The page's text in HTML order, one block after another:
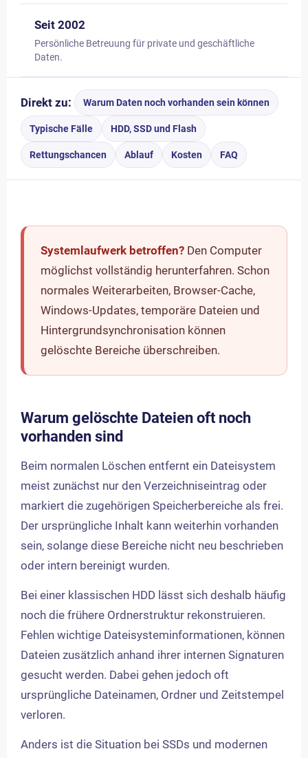
Seit 2002
Persönliche Betreuung für private und geschäftliche
Daten.
Direkt zu: Warum Daten noch vorhanden sein können
Typische Fälle HDD, SSD und Flash
Rettungschancen Ablauf Kosten FAQ
Systemlaufwerk betroffen? Den Computer
möglichst vollständig herunterfahren. Schon
normales Weiterarbeiten, Browser-Cache,
Windows-Updates, temporäre Dateien und
Hintergrundsynchronisation können
gelöschte Bereiche überschreiben.
Warum gelöschte Dateien oft noch
vorhanden sind
Beim normalen Löschen entfernt ein Dateisystem
meist zunächst nur den Verzeichniseintrag oder
markiert die zugehörigen Speicherbereiche als frei.
Der ursprüngliche Inhalt kann weiterhin vorhanden
sein, solange diese Bereiche nicht neu beschrieben
oder intern bereinigt wurden.
Bei einer klassischen HDD lässt sich deshalb häufig
noch die frühere Ordnerstruktur rekonstruieren.
Fehlen wichtige Dateisysteminformationen, können
Dateien zusätzlich anhand ihrer internen Signaturen
gesucht werden. Dabei gehen jedoch oft
ursprüngliche Dateinamen, Ordner und Zeitstempel
verloren.
Anders ist die Situation bei SSDs und modernen